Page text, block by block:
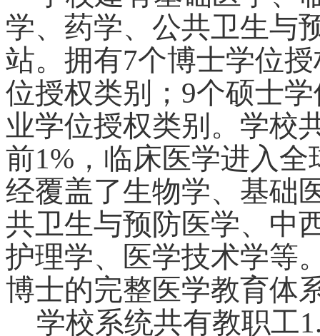
学、药学、公共卫生与
站。拥有7个博士学位
位授权类别；9个硕士
业学位授权类别。学校
前1%，临床医学进入
经覆盖了生物学、基础
共卫生与预防医学、中
护理学、医学技术学等
博士的完整医学教育体
学校系统共有教职工